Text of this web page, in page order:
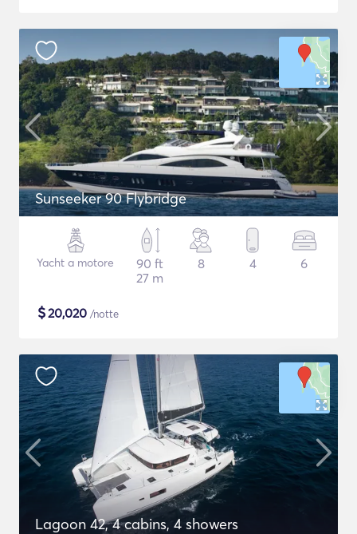
Sunseeker 90 Flybridge
Yacht a motore
90 ft
27 m
8 4 6
$20,020 /notte
Lagoon 42, 4 cabins, 4 showers